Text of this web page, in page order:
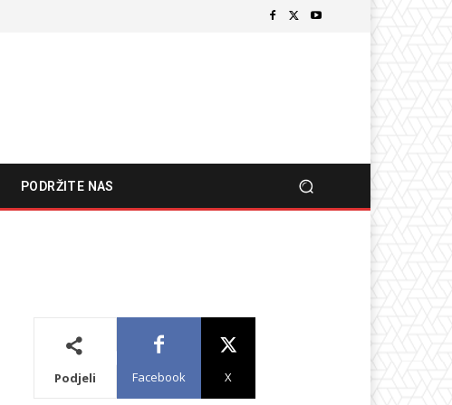
PODRŽITE NAS
Podjeli Facebook X